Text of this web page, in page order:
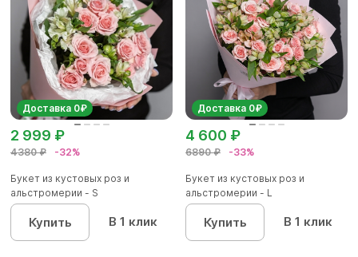
Доставка 0₽
4380 ₽ -32%
2 999 ₽
Букет из кустовых роз и
альстромерии - S
Купить В 1 клик
Доставка 0₽
6890 ₽ -33%
4 600 ₽
Букет из кустовых роз и
альстромерии - L
Купить В 1 клик